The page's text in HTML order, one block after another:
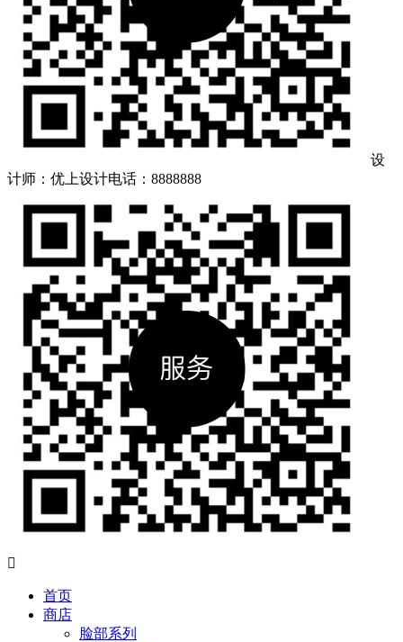
设
计师：优上设计电话：8888888

首页
商店
脸部系列